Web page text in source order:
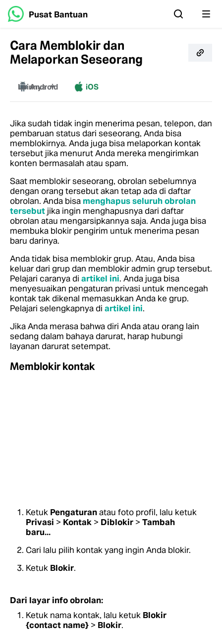
Pusat Bantuan
Cara Memblokir dan
Melaporkan Seseorang
Android iOS
Lainnya
Jika sudah tidak ingin menerima pesan, telepon, dan
pembaruan status dari seseorang, Anda bisa
memblokirnya. Anda juga bisa melaporkan kontak
tersebut jika menurut Anda mereka mengirimkan
konten bermasalah atau spam.
Saat memblokir seseorang, obrolan sebelumnya
dengan orang tersebut akan tetap ada di daftar
obrolan. Anda bisa menghapus seluruh obrolan
tersebut jika ingin menghapusnya dari daftar
obrolan atau mengarsipkannya saja. Anda juga bisa
membuka blokir pengirim untuk menerima pesan
baru darinya.
Anda tidak bisa memblokir grup. Atau, Anda bisa
keluar dari grup dan memblokir admin grup tersebut.
Pelajari caranya di artikel ini. Anda juga bisa
menyesuaikan pengaturan privasi untuk mencegah
kontak tak dikenal memasukkan Anda ke grup.
Pelajari selengkapnya di artikel ini.
Jika Anda merasa bahwa diri Anda atau orang lain
sedang dalam bahaya darurat, harap hubungi
layanan darurat setempat.
Memblokir kontak
Ketuk Pengaturanatau foto profil, lalu ketuk
Privasi > Kontak > Diblokir > Tambah
baru...
Cari lalu pilih kontak yang ingin Anda blokir.
Ketuk Blokir.
Dari layar info obrolan:
Ketuk nama kontak, lalu ketuk Blokir
{contact name} > Blokir.